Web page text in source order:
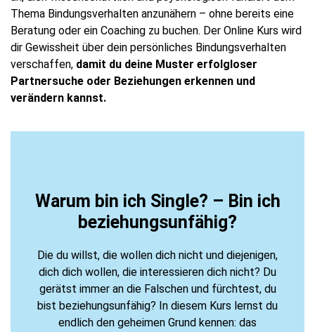
Thema Bindungsverhalten anzunähern – ohne bereits eine
Beratung oder ein Coaching zu buchen. Der Online Kurs wird
dir Gewissheit über dein persönliches Bindungsverhalten
verschaffen, damit du deine Muster erfolgloser
Partnersuche oder Beziehungen erkennen und
verändern kannst.
Warum bin ich Single? – Bin ich
beziehungsunfähig?
Die du willst, die wollen dich nicht und diejenigen,
dich dich wollen, die interessieren dich nicht? Du
gerätst immer an die Falschen und fürchtest, du
bist beziehungsunfähig? In diesem Kurs lernst du
endlich den geheimen Grund kennen: das